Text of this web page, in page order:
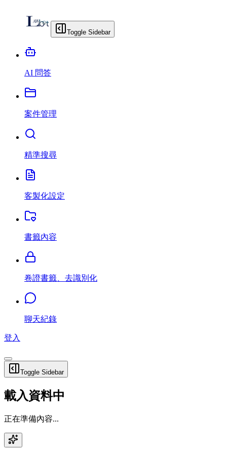
Toggle Sidebar
AI 問答
案件管理
精準搜尋
客製化設定
書籤內容
卷證書籤、去識別化
聊天紀錄
登入
Toggle Sidebar
載入資料中
正在準備內容...